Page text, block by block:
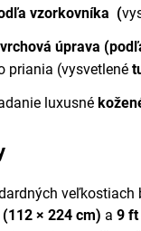
vzorkovníka (
úprava
priania (vysvetlené
luxusné
veľkostiach
× 224 cm) a 9 ft